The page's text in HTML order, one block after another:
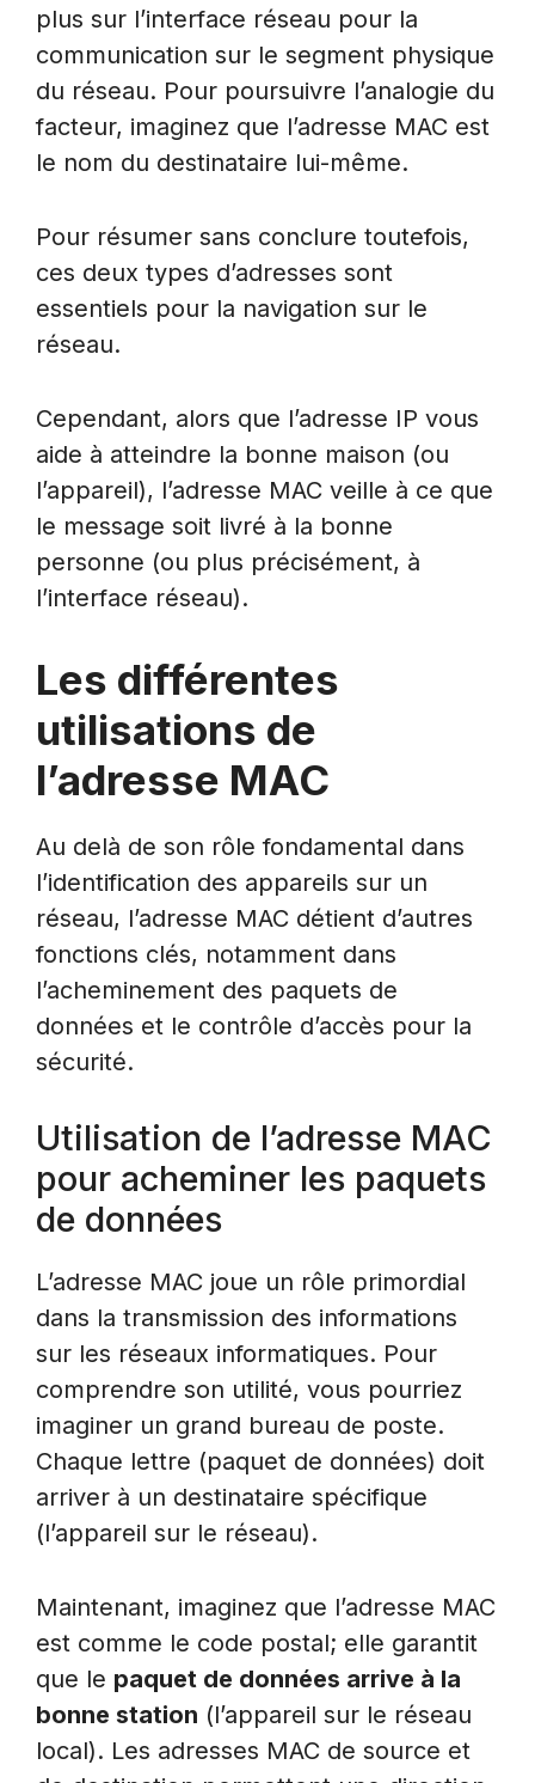
plus sur l’interface réseau pour la
communication sur le segment physique
du réseau. Pour poursuivre l’analogie du
facteur, imaginez que l’adresse MAC est
le nom du destinataire lui-même.
Pour résumer sans conclure toutefois,
ces deux types d’adresses sont
essentiels pour la navigation sur le
réseau.
Cependant, alors que l’adresse IP vous
aide à atteindre la bonne maison (ou
l’appareil), l’adresse MAC veille à ce que
le message soit livré à la bonne
personne (ou plus précisément, à
l’interface réseau).
Les différentes
utilisations de
l’adresse MAC
Au delà de son rôle fondamental dans
l’identification des appareils sur un
réseau, l’adresse MAC détient d’autres
fonctions clés, notamment dans
l’acheminement des paquets de
données et le contrôle d’accès pour la
sécurité.
Utilisation de l’adresse MAC
pour acheminer les paquets
de données
L’adresse MAC joue un rôle primordial
dans la transmission des informations
sur les réseaux informatiques. Pour
comprendre son utilité, vous pourriez
imaginer un grand bureau de poste.
Chaque lettre (paquet de données) doit
arriver à un destinataire spécifique
(l’appareil sur le réseau).
Maintenant, imaginez que l’adresse MAC
est comme le code postal; elle garantit
que le paquet de données arrive à la
bonne station (l’appareil sur le réseau
local). Les adresses MAC de source et